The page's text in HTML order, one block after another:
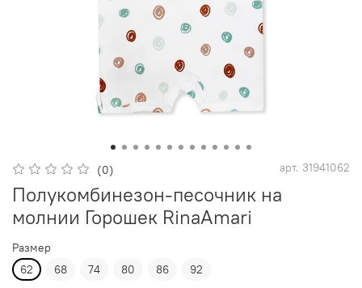
(0) арт. 31941062
Полукомбинезон-песочник на
молнии Горошек RinaAmari
Размер
62
68 74 80 86 92